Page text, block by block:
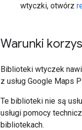
wtyczki, otwórz
Warunki
Biblioteki wtyczek
z usług Google Maps
Te biblioteki nie są
usługi pomocy
bibliotekach.